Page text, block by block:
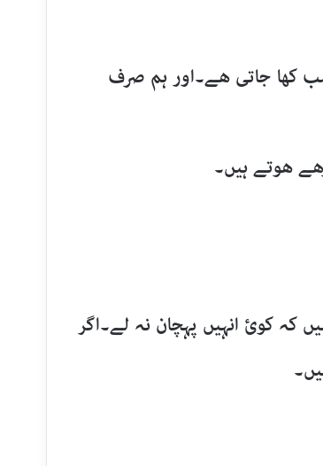
کھا جاتی ھے۔اور ہم صرف
ھوتے ہیں۔
کہ کوئ انہیں پہچان نہ لے۔اگر